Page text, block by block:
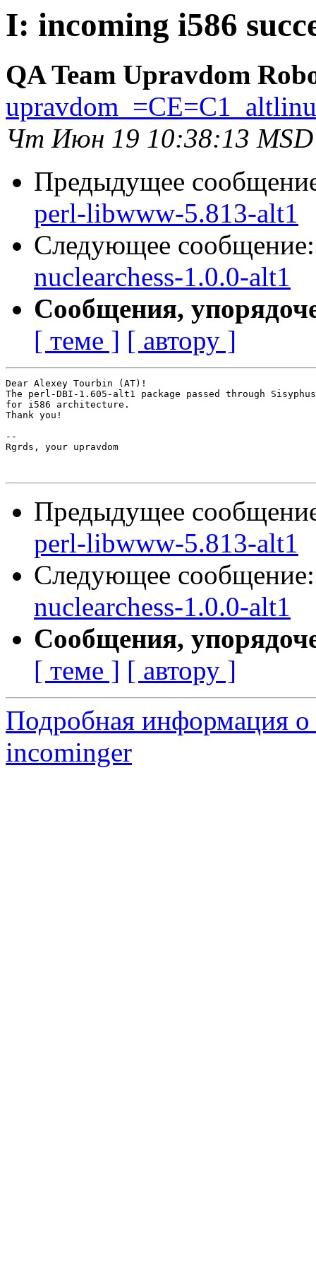
I: incoming i586
QA Team Upravdom
Чт Июн 19 10:38:13
Предыдущее
perl-libwww-5.813-alt1
Следующее
nuclearchess-1.0.0-alt1
Сообщения,
[ теме ] [ автору ]
Dear Alexey Tourbin (AT)!
The perl-DBI-1.605-alt1 package passed through
for i586 architecture.
Thank you!
--
Rgrds, your upravdom
Предыдущее
perl-libwww-5.813-alt1
Следующее
nuclearchess-1.0.0-alt1
Сообщения,
[ теме ] [ автору ]
Подробная информация о
incominger